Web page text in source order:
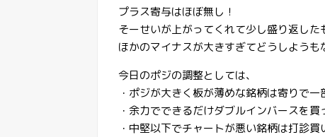
プラス寄与はほぼ無し！
そーせいが上がってくれて少し盛り返した
ほかのマイナスが大きすぎてどうしようも
今日のポジの調整としては、
・ポジが大きく板が薄めな銘柄は寄りで一
・余力でできるだけダブルインバースを
・中堅以下でチャートが悪い銘柄は打診買